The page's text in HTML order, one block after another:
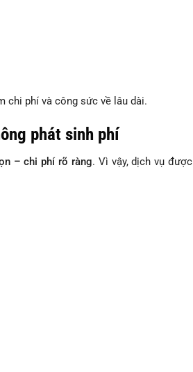
chi phí và công sức về lâu dài.
phát sinh phí
– chi phí rõ ràng. Vì vậy, dịch vụ được